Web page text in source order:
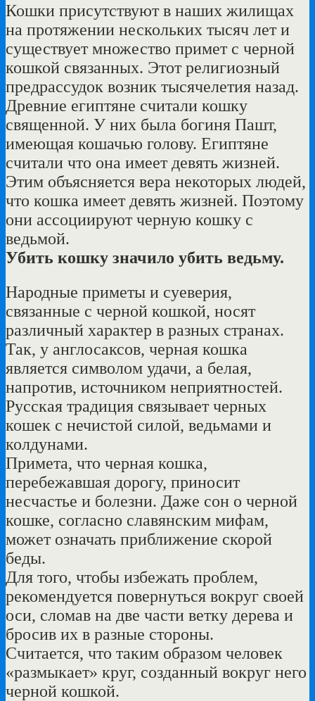
Кошки присутствуют в наших жилищах
на протяжении нескольких тысяч лет и
существует множество примет с черной
кошкой связанных. Этот религиозный
предрассудок возник тысячелетия назад.
Древние египтяне считали кошку
священной. У них была богиня Пашт,
имеющая кошачью голову. Египтяне
считали что она имеет девять жизней.
Этим объясняется вера некоторых людей,
что кошка имеет девять жизней. Поэтому
они ассоциируют черную кошку с
ведьмой.
Убить кошку значило убить ведьму.
Народные приметы и суеверия,
связанные с черной кошкой, носят
различный характер в разных странах.
Так, у англосаксов, черная кошка
является символом удачи, а белая,
напротив, источником неприятностей.
Русская традиция связывает черных
кошек с нечистой силой, ведьмами и
колдунами.
Примета, что черная кошка,
перебежавшая дорогу, приносит
несчастье и болезни. Даже сон о черной
кошке, согласно славянским мифам,
может означать приближение скорой
беды.
Для того, чтобы избежать проблем,
рекомендуется повернуться вокруг своей
оси, сломав на две части ветку дерева и
бросив их в разные стороны.
Считается, что таким образом человек
«размыкает» круг, созданный вокруг него
черной кошкой.